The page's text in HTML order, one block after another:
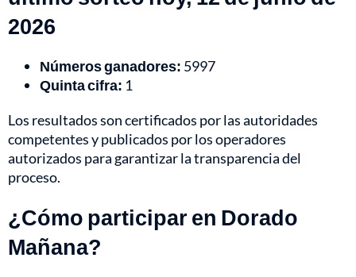
2026
Números ganadores: 5997
Quinta cifra: 1
Los resultados son certificados por las autoridades
competentes y publicados por los operadores
autorizados para garantizar la transparencia del
proceso.
¿Cómo participar en Dorado
Mañana?